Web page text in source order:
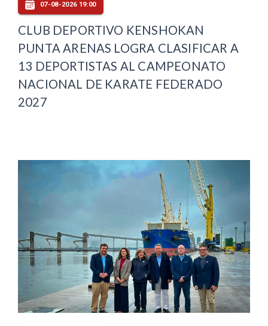
07-08-2026 19:00
CLUB DEPORTIVO KENSHOKAN
PUNTA ARENAS LOGRA CLASIFICAR A
13 DEPORTISTAS AL CAMPEONATO
NACIONAL DE KARATE FEDERADO
2027